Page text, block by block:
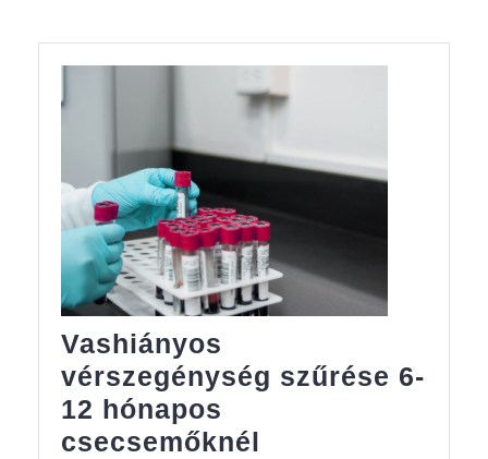
Vashiányos
vérszegénység szűrése 6-
12 hónapos
csecsemőknél